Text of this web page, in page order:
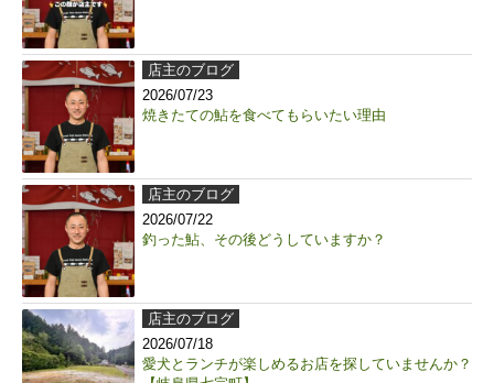
店主のブログ
2026/07/23
焼きたての鮎を食べてもらいたい理由
店主のブログ
2026/07/22
釣った鮎、その後どうしていますか？
店主のブログ
2026/07/18
愛犬とランチが楽しめるお店を探していませんか？